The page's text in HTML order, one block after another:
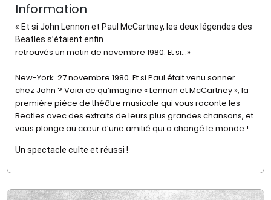
Information
« Et si John Lennon et Paul McCartney, les deux légendes des
Beatles s’étaient enfin
retrouvés un matin de novembre 1980. Et si...»
New-York. 27 novembre 1980. Et si Paul était venu sonner
chez John ? Voici ce qu’imagine « Lennon et McCartney », la
première pièce de théâtre musicale qui vous raconte les
Beatles avec des extraits de leurs plus grandes chansons, et
vous plonge au cœur d’une amitié qui a changé le monde !
Un spectacle culte et réussi !